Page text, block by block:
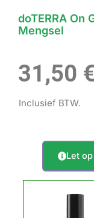
doTERRA On
Mengsel
31,50
Inclusief BTW.
Let